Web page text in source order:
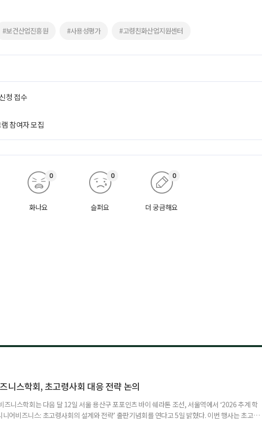
#보건산업진흥원 #사용성평가 #고령친화산업지원센터
청 접수
참여자 모집
화나요
0
슬퍼요
0
더 궁금해요
0
니스학회, 초고령사회 대응 전략 논의
즈니스학회는 다음 달 12일 서울 용산구 포포인츠 바이 쉐라톤 조선, 서울역에서 ‘2026 추계 학
니어비즈니스: 초고령사회의 설계와 전략’ 출판기념회를 연다고 5일 밝혔다. 이번 행사는 초고령